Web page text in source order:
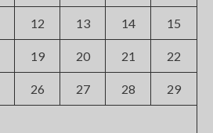
12 13 14 15
19 20 21 22
26 27 28 29